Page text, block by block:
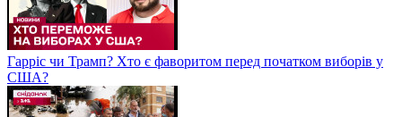
Гарріс чи Трамп? Хто є фаворитом перед початком виборів у
США?